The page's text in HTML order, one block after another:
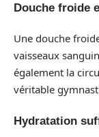
Douche froide
Une douche
vaisseaux
également la
véritable
Hydratation